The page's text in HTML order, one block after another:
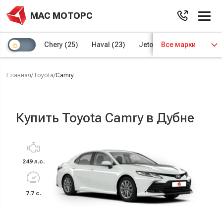
МАС МОТОРС
Chery (25) Haval (23) Jetour (8) Kaiyi (4)
Все марки
Главная/Toyota/Camry
Купить Toyota Camry в Дубне
249 л.с.
7.7 с.